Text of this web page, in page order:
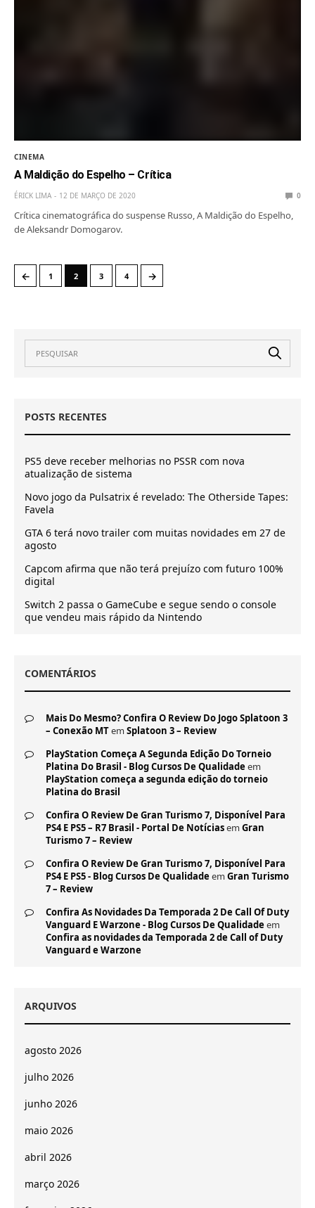
CINEMA
A Maldição do Espelho – Crítica
ÉRICK LIMA 12 DE MARÇO DE 2020 0
Crítica cinematográfica do suspense Russo, A Maldição do Espelho,
de Aleksandr Domogarov.
← 1 2 3 4 →
POSTS RECENTES
PS5 deve receber melhorias no PSSR com nova
atualização de sistema
Novo jogo da Pulsatrix é revelado: The Otherside Tapes:
Favela
GTA 6 terá novo trailer com muitas novidades em 27 de
agosto
Capcom afirma que não terá prejuízo com futuro 100%
digital
Switch 2 passa o GameCube e segue sendo o console
que vendeu mais rápido da Nintendo
COMENTÁRIOS
Mais Do Mesmo? Confira O Review Do Jogo Splatoon 3
– Conexão MTem Splatoon 3 – Review
PlayStation Começa A Segunda Edição Do Torneio
Platina Do Brasil - Blog Cursos De Qualidade em
PlayStation começa a segunda edição do torneio
Platina do Brasil
Confira O Review De Gran Turismo 7, Disponível Para
PS4 E PS5 – R7 Brasil - Portal De Notíciasem Gran
Turismo 7 – Review
Confira O Review De Gran Turismo 7, Disponível Para
PS4 E PS5 - Blog Cursos De Qualidade em Gran Turismo
7 – Review
Confira As Novidades Da Temporada 2 De Call Of Duty
Vanguard E Warzone - Blog Cursos De Qualidade em
Confira as novidades da Temporada 2 de Call of Duty
Vanguard e Warzone
ARQUIVOS
agosto 2026
julho 2026
junho 2026
maio 2026
abril 2026
março 2026